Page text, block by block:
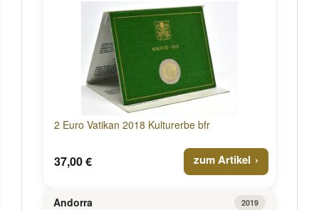
2 Euro Vatikan 2018 Kulturerbe bfr
37,00 € zum Artikel
Andorra 2019